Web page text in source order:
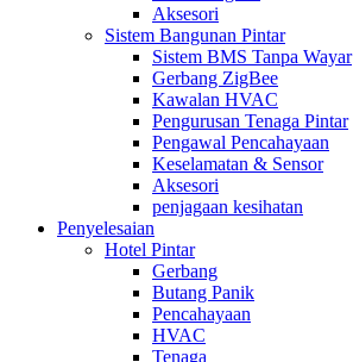
Aksesori
Sistem Bangunan Pintar
Sistem BMS Tanpa Wayar
Gerbang ZigBee
Kawalan HVAC
Pengurusan Tenaga Pintar
Pengawal Pencahayaan
Keselamatan & Sensor
Aksesori
penjagaan kesihatan
Penyelesaian
Hotel Pintar
Gerbang
Butang Panik
Pencahayaan
HVAC
Tenaga